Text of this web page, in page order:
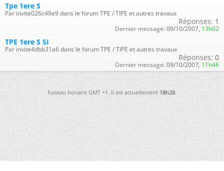
Tpe 1ere S
Par invite026c49e9 dans le forum TPE / TIPE et autres travaux
Réponses: 1
Dernier message: 09/10/2007, 13h02
TPE 1ere S SI
Par invite4dbb31a6 dans le forum TPE / TIPE et autres travaux
Réponses: 0
Dernier message: 09/10/2007, 11h46
Fuseau horaire GMT +1. Il est actuellement18h28.